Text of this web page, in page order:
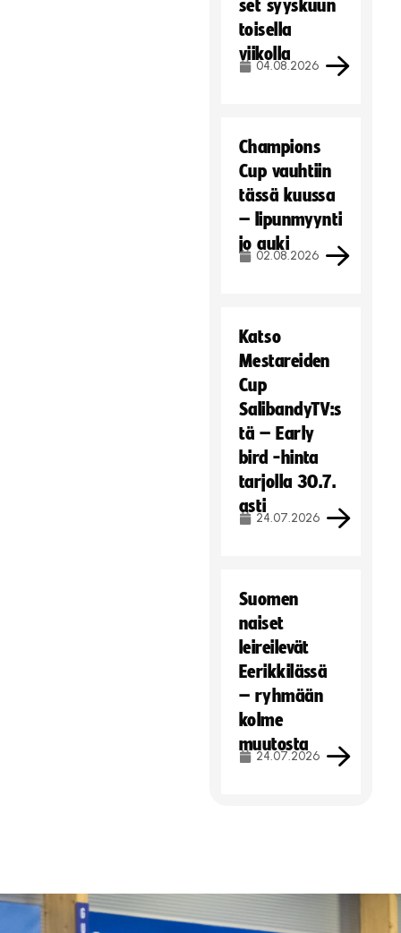
set syyskuun
toisella
viikolla
04.08.2026
Champions
Cup vauhtiin
tässä kuussa
– lipunmyynti
jo auki
02.08.2026
Katso
Mestareiden
Cup
SalibandyTV:s
tä – Early
bird -hinta
tarjolla 30.7.
asti
24.07.2026
Suomen
naiset
leireilevät
Eerikkilässä
– ryhmään
kolme
muutosta
24.07.2026